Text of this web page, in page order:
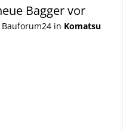
Bagger vor
in Komatsu